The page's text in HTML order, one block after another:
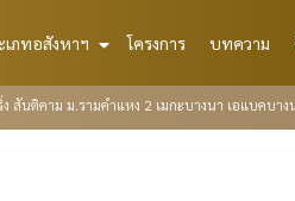
เภทอสังหาฯ โครงการ บทความ
สันติคาม ม.รามคำแหง 2 เมกะบางนา เอแบคบาง